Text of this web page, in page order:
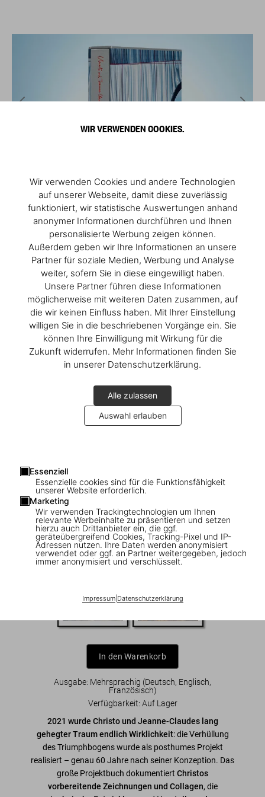
WIR VERWENDEN COOKIES.
Wir verwenden Cookies und andere Technologien
auf unserer Webseite, damit diese zuverlässig
funktioniert, wir statistische Auswertungen anhand
anonymer Informationen durchführen und Ihnen
personalisierte Werbung zeigen können.
Außerdem geben wir Ihre Informationen an unsere
Partner für soziale Medien, Werbung und Analyse
weiter, sofern Sie in diese eingewilligt haben.
Unsere Partner führen diese Informationen
möglicherweise mit weiteren Daten zusammen, auf
die wir keinen Einfluss haben. Mit Ihrer Einstellung
willigen Sie in die beschriebenen Vorgänge ein. Sie
können Ihre Einwilligung mit Wirkung für die
Zukunft widerrufen. Mehr Informationen finden Sie
in unserer Datenschutzerklärung.
Alle zulassen
Auswahl erlauben
Essenziell
Essenzielle cookies sind für die Funktionsfähigkeit
unserer Website erforderlich.
Marketing
Wir verwenden Trackingtechnologien um Ihnen
relevante Werbeinhalte zu präsentieren und setzen
hierzu auch Drittanbieter ein, die ggf.
geräteübergreifend Cookies, Tracking-Pixel und IP-
Adressen nutzen. Ihre Daten werden anonymisiert
verwendet oder ggf. an Partner weitergegeben, jedoch
immer anonymisiert und verschlüsselt.
Impressum| Datenschutzerklärung
Christo and Jeanne-Claude. L'Arc de
Triomphe, Wrapped, Paris
US$ 450
In den Warenkorb
Ausgabe: Mehrsprachig (Deutsch, Englisch,
Französisch)
Verfügbarkeit: Auf Lager
2021 wurde Christo und Jeanne-Claudes lang
gehegter Traum endlich Wirklichkeit: die Verhüllung
des Triumphbogens wurde als posthumes Projekt
realisiert – genau 60 Jahre nach seiner Konzeption. Das
große Projektbuch dokumentiert Christos
vorbereitende Zeichnungen und Collagen, die